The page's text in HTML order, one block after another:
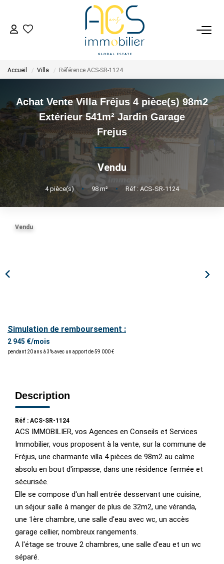
Tous Nos Biens En Vente
- Biens D'investissement
- Collection Réservée
Déposez Votre Recherche D'achat
VENDRE
Tous Nos Biens Vendus
Nos Avis Clients Certifiés - Opinion System
NOS AGENCES
CONTACT
Accueil Villa Référence ACS-SR-1124
Achat Vente Villa Fréjus 4 pièce(s) 98m2
Extérieur 541m² Jardin Garage
Frejus
Vendu
4pièce(s) • 98 m² • Réf : ACS-SR-1124
Vendu
Simulation de remboursement :
2 945 €/mois
pendant 20 ans à 3% avec un apport de 59 000 €
Description
Réf : ACS-SR-1124
ACS IMMOBILIER, vos Agences en Conseils et Services
Immobilier, vous proposent à la vente, sur la commune de
Fréjus, une charmante villa 4 pièces de 98m2 au calme
absolu en bout d'impasse, dans une résidence fermée et
sécurisée.
Elle se compose d'un hall entrée desservant une cuisine,
un séjour salle à manger de plus de 32m2, une véranda,
une 1ère chambre, une salle d'eau avec wc, un accès
garage cellier, nombreux rangements.
A l'étage se trouve 2 chambres, une salle d'eau et un wc
séparé.